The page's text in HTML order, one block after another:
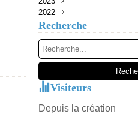
Mai(2)
Avril(1)
Mars(1)
Janvier(2)
Juin
Mai(4)
Avril(1)
Juin
Avril(1)
Octobre
Août(2)
Juin(1)
2022
Octobre(2)
Septembre(1)
Recherche
Visiteurs
Depuis la création